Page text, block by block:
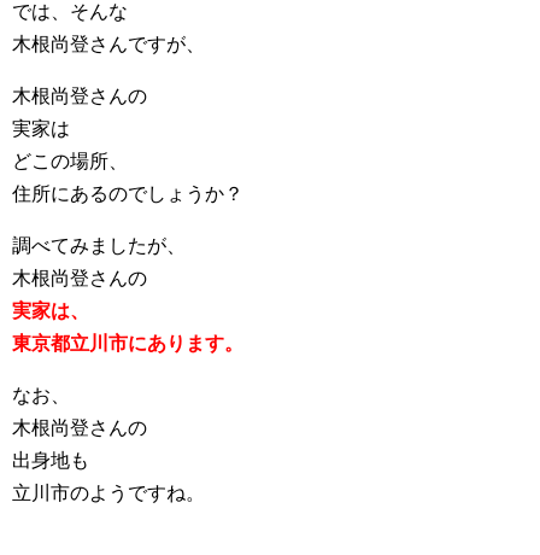
では、そんな
木根尚登さんですが、
木根尚登さんの
実家は
どこの場所、
住所にあるのでしょうか？
調べてみましたが、
木根尚登さんの
実家は、
東京都立川市にあります。
なお、
木根尚登さんの
出身地も
立川市のようですね。